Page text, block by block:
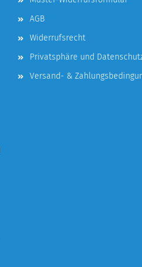
AGB
Widerrufsrecht
Privatsphäre und
Versand- &